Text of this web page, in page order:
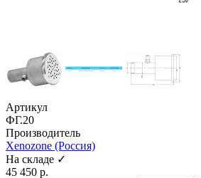
Артикул
ФГ.20
Производитель
Xenozone (Россия)
На складе ✓
45 450 р.